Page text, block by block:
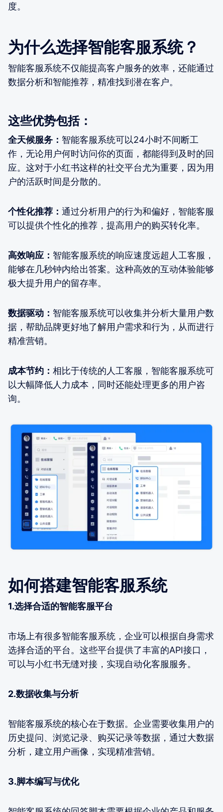
度。
为什么选择智能客服系统？
智能客服系统不仅能提高客户服务的效率，还能通过
数据分析和智能推荐，精准找到潜在客户。
这些优势包括：
全天候服务： 智能客服系统可以24小时不间断工
作，无论用户何时访问你的页面，都能得到及时的回
应。这对于小红书这样的社交平台尤为重要，因为用
户的活跃时间是分散的。
个性化推荐： 通过分析用户的行为和偏好，智能客服
可以提供个性化的推荐，提高用户的购买转化率。
高效响应： 智能客服系统的响应速度远超人工客服，
能够在几秒钟内给出答案。这种高效的互动体验能够
极大提升用户的留存率。
数据驱动： 智能客服系统可以收集并分析大量用户数
据，帮助品牌更好地了解用户需求和行为，从而进行
精准营销。
成本节约： 相比于传统的人工客服，智能客服系统可
以大幅降低人力成本，同时还能处理更多的用户咨
询。
如何搭建智能客服系统
1.选择合适的智能客服平台
市场上有很多智能客服系统，企业可以根据自身需求
选择合适的平台。这些平台提供了丰富的API接口，
可以与小红书无缝对接，实现自动化客服服务。
2.数据收集与分析
智能客服系统的核心在于数据。企业需要收集用户的
历史提问、浏览记录、购买记录等数据，通过大数据
分析，建立用户画像，实现精准营销。
3.脚本编写与优化